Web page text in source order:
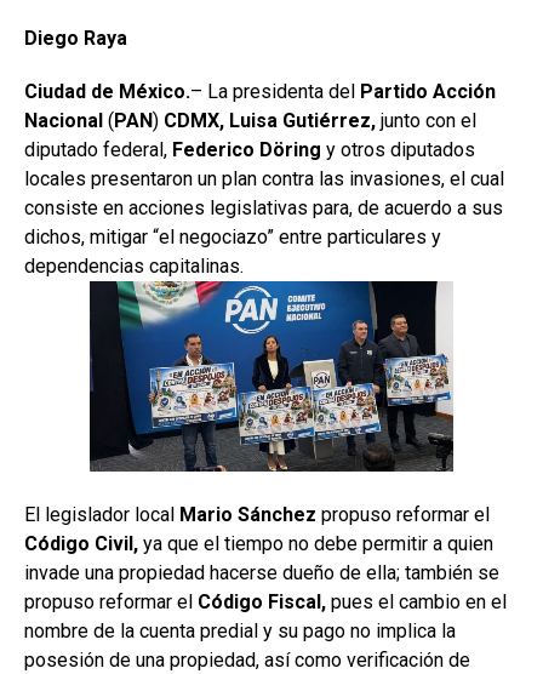
Diego Raya
Ciudad de México.– La presidenta del Partido Acción
Nacional (PAN) CDMX, Luisa Gutiérrez, junto con el
diputado federal, Federico Döring y otros diputados
locales presentaron un plan contra las invasiones, el cual
consiste en acciones legislativas para, de acuerdo a sus
dichos, mitigar “el negociazo” entre particulares y
dependencias capitalinas.
El legislador local Mario Sánchez propuso reformar el
Código Civil, ya que el tiempo no debe permitir a quien
invade una propiedad hacerse dueño de ella; también se
propuso reformar el Código Fiscal, pues el cambio en el
nombre de la cuenta predial y su pago no implica la
posesión de una propiedad, así como verificación de